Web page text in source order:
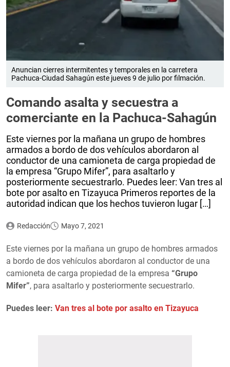
Anuncian cierres intermitentes y temporales en la carretera
Pachuca-Ciudad Sahagún este jueves 9 de julio por filmación.
Comando asalta y secuestra a
comerciante en la Pachuca-Sahagún
Este viernes por la mañana un grupo de hombres
armados a bordo de dos vehículos abordaron al
conductor de una camioneta de carga propiedad de
la empresa “Grupo Mifer”, para asaltarlo y
posteriormente secuestrarlo. Puedes leer: Van tres al
bote por asalto en Tizayuca Primeros reportes de la
autoridad indican que los hechos tuvieron lugar […]
Redacción Mayo 7, 2021
Este viernes por la mañana un grupo de hombres armados
a bordo de dos vehículos abordaron al conductor de una
camioneta de carga propiedad de la empresa “Grupo
Mifer”, para asaltarlo y posteriormente secuestrarlo.
Puedes leer: Van tres al bote por asalto en Tizayuca